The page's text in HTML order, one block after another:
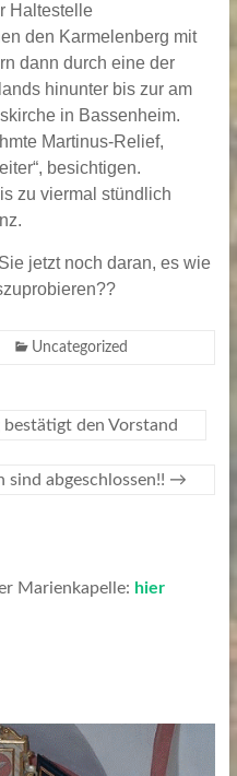
Haltestelle
den Karmelenberg mit
dann durch eine der
hinunter bis zur am
in Bassenheim.
Martinus-Relief,
besichtigen.
zu viermal stündlich
jetzt noch daran, es wie
Uncategorized
den Vorstand
sind abgeschlossen!! →
Marienkapelle: hier